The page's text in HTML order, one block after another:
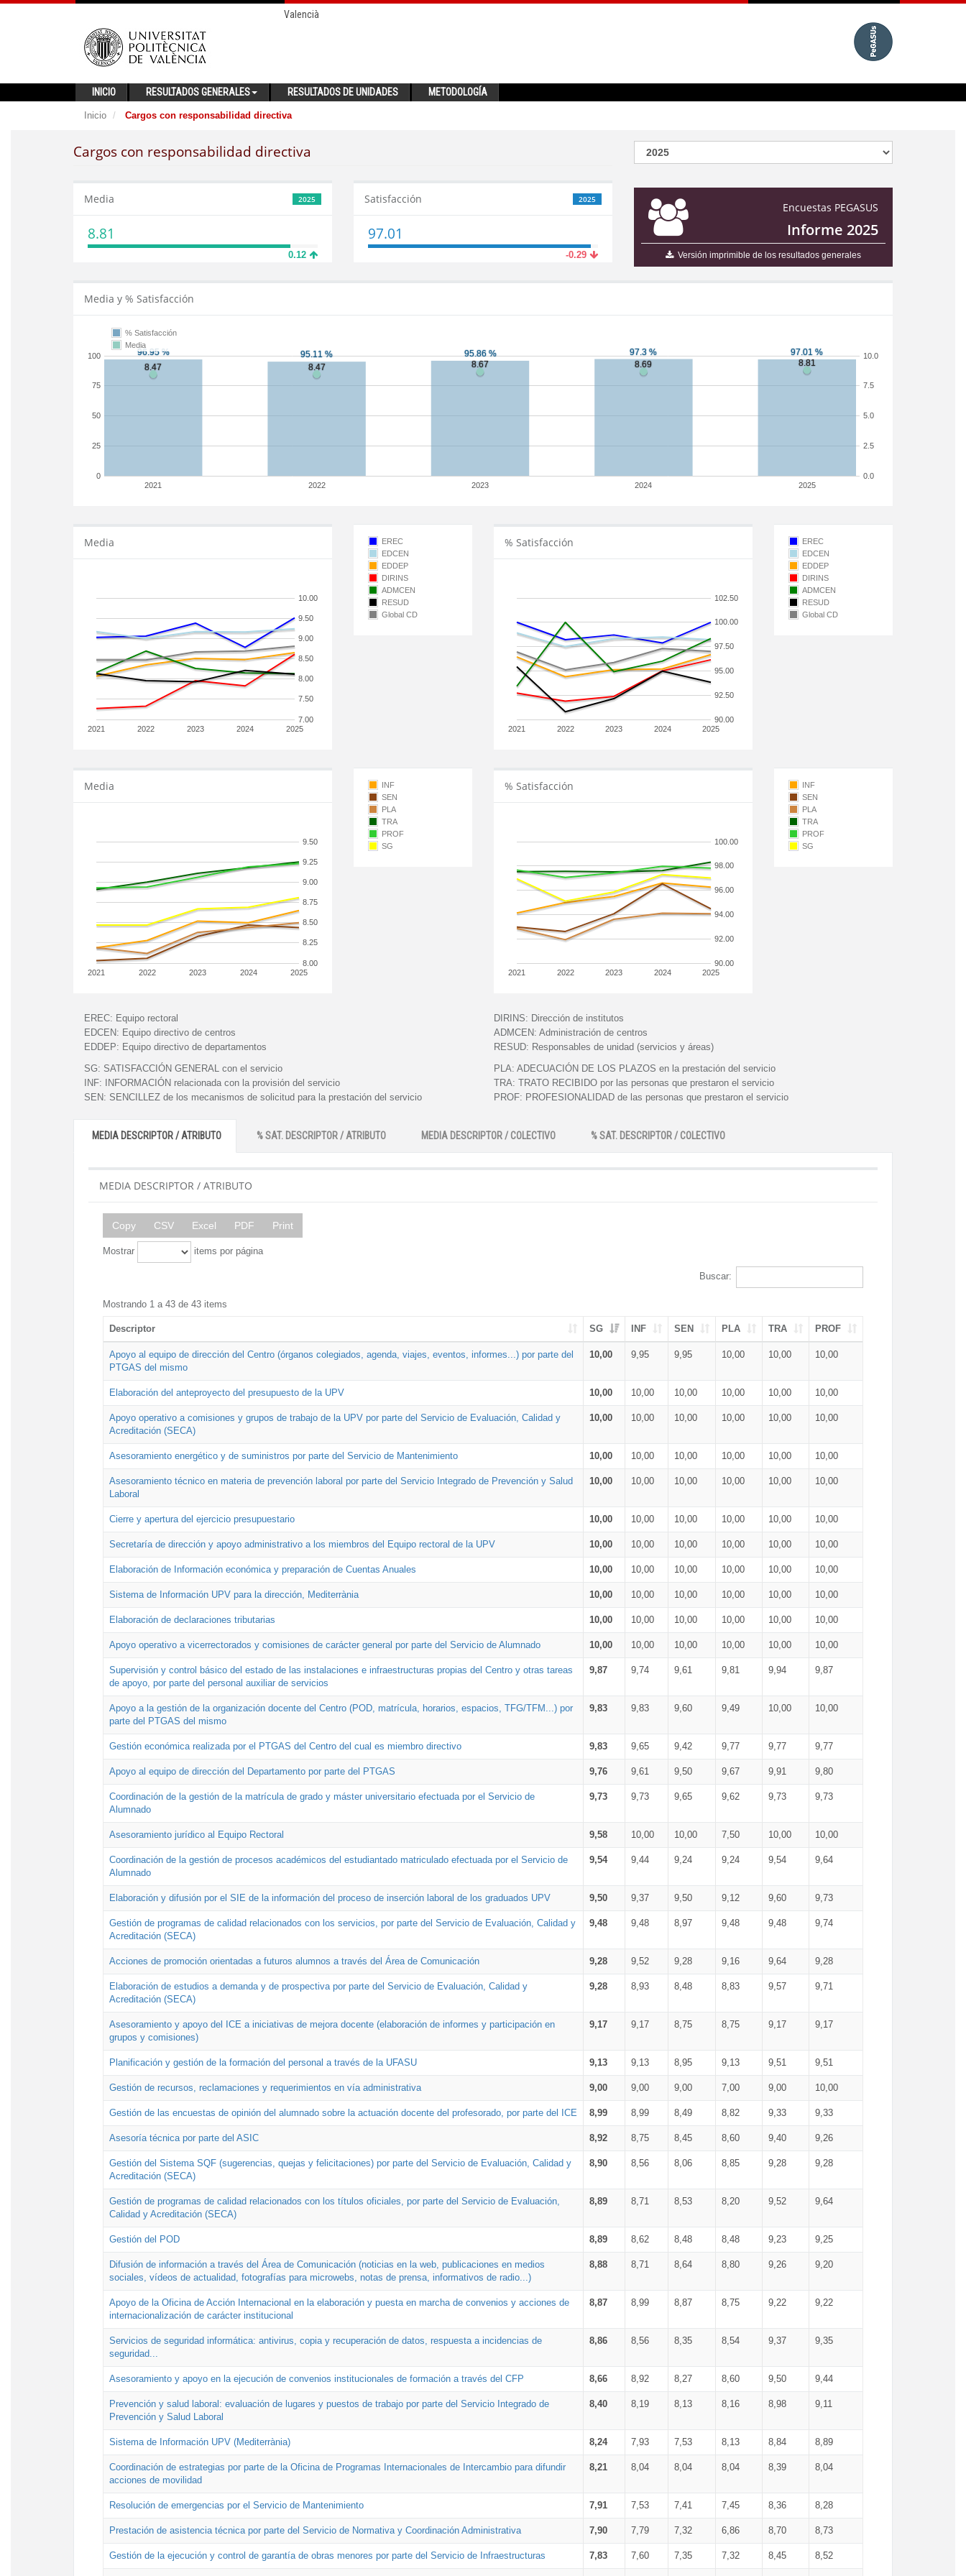
Valencià
INICIO RESULTADOS GENERALES RESULTADOS DE UNIDADES METODOLOGÍA
Inicio Cargos con responsabilidad directiva
Cargos con responsabilidad directiva
Encuestas PEGASUS
Informe 2025
Versión imprimible de los resultados generales
2025
Media
8.81
0.12
2025
Satisfacción
97.01
-0.29
Media y % Satisfacción
2021 2022 2023 2024 2025
0
25
50
75
100
0.0
2.5
5.0
7.5
10.0
% Satisfacción
Media
Media
2021 2022 2023 2024 2025
7.00
7.50
8.00
8.50
9.00
9.50
10.00
EREC
EDCEN
EDDEP
DIRINS
ADMCEN
RESUD
Global CD
% Satisfacción
2021 2022 2023 2024 2025
90.00
92.50
95.00
97.50
100.00
102.50
EREC
EDCEN
EDDEP
DIRINS
ADMCEN
RESUD
Global CD
Media
2021 2022 2023 2024 2025
8.00
8.25
8.50
8.75
9.00
9.25
9.50
INF
SEN
PLA
TRA
PROF
SG
% Satisfacción
2021 2022 2023 2024 2025
90.00
92.00
94.00
96.00
98.00
100.00
INF
SEN
PLA
TRA
PROF
SG
EREC: Equipo rectoral
EDCEN: Equipo directivo de centros
EDDEP: Equipo directivo de departamentos
DIRINS: Dirección de institutos
ADMCEN: Administración de centros
RESUD: Responsables de unidad (servicios y áreas)
SG: SATISFACCIÓN GENERAL con el servicio
INF:
INFORMACIÓN relacionada con la provisión del servicio
SEN: SENCILLEZ de los mecanismos de solicitud para la prestación del servicio
PLA: ADECUACIÓN DE LOS PLAZOS en la prestación del servicio
TRA: TRATO RECIBIDO por las personas que prestaron el servicio
PROF: PROFESIONALIDAD de las personas que prestaron el servicio
MEDIA DESCRIPTOR / ATRIBUTO % SAT. DESCRIPTOR / ATRIBUTO MEDIA DESCRIPTOR / COLECTIVO % SAT. DESCRIPTOR / COLECTIVO
MEDIA DESCRIPTOR / ATRIBUTO
Copy CSV Excel PDF Print
Mostrar items por página
Buscar:
Mostrando 1 a 43 de 43 items
Descriptor SG INF SEN PLA TRA PROF
Apoyo al equipo de dirección del Centro (órganos colegiados, agenda, viajes, eventos, informes...) por parte del
PTGAS del mismo
10,00 9,95 9,95 10,00 10,00 10,00
Elaboración del anteproyecto del presupuesto de la UPV 10,00 10,00 10,00 10,00 10,00 10,00
Apoyo operativo a comisiones y grupos de trabajo de la UPV por parte del Servicio de Evaluación, Calidad y
Acreditación (SECA)
10,00 10,00 10,00 10,00 10,00 10,00
Asesoramiento energético y de suministros por parte del Servicio de Mantenimiento 10,00 10,00 10,00 10,00 10,00 10,00
Asesoramiento técnico en materia de prevención laboral por parte del Servicio Integrado de Prevención y Salud
Laboral
10,00 10,00 10,00 10,00 10,00 10,00
Cierre y apertura del ejercicio presupuestario 10,00 10,00 10,00 10,00 10,00 10,00
Secretaría de dirección y apoyo administrativo a los miembros del Equipo rectoral de la UPV 10,00 10,00 10,00 10,00 10,00 10,00
Elaboración de Información económica y preparación de Cuentas Anuales 10,00 10,00 10,00 10,00 10,00 10,00
Sistema de Información UPV para la dirección, Mediterrània 10,00 10,00 10,00 10,00 10,00 10,00
Elaboración de declaraciones tributarias 10,00 10,00 10,00 10,00 10,00 10,00
Apoyo operativo a vicerrectorados y comisiones de carácter general por parte del Servicio de Alumnado 10,00 10,00 10,00 10,00 10,00 10,00
Supervisión y control básico del estado de las instalaciones e infraestructuras propias del Centro y otras tareas
de apoyo, por parte del personal auxiliar de servicios
9,87 9,74 9,61 9,81 9,94 9,87
Apoyo a la gestión de la organización docente del Centro (POD, matrícula, horarios, espacios, TFG/TFM...) por
parte del PTGAS del mismo
9,83 9,83 9,60 9,49 10,00 10,00
Gestión económica realizada por el PTGAS del Centro del cual es miembro directivo 9,83 9,65 9,42 9,77 9,77 9,77
Apoyo al equipo de dirección del Departamento por parte del PTGAS 9,76 9,61 9,50 9,67 9,91 9,80
Coordinación de la gestión de la matrícula de grado y máster universitario efectuada por el Servicio de
Alumnado
9,73 9,73 9,65 9,62 9,73 9,73
Asesoramiento jurídico al Equipo Rectoral 9,58 10,00 10,00 7,50 10,00 10,00
Coordinación de la gestión de procesos académicos del estudiantado matriculado efectuada por el Servicio de
Alumnado
9,54 9,44 9,24 9,24 9,54 9,64
Elaboración y difusión por el SIE de la información del proceso de inserción laboral de los graduados UPV 9,50 9,37 9,50 9,12 9,60 9,73
Gestión de programas de calidad relacionados con los servicios, por parte del Servicio de Evaluación, Calidad y
Acreditación (SECA)
9,48 9,48 8,97 9,48 9,48 9,74
Acciones de promoción orientadas a futuros alumnos a través del Área de Comunicación 9,28 9,52 9,28 9,16 9,64 9,28
Elaboración de estudios a demanda y de prospectiva por parte del Servicio de Evaluación, Calidad y
Acreditación (SECA)
9,28 8,93 8,48 8,83 9,57 9,71
Asesoramiento y apoyo del ICE a iniciativas de mejora docente (elaboración de informes y participación en
grupos y comisiones)
9,17 9,17 8,75 8,75 9,17 9,17
Planificación y gestión de la formación del personal a través de la UFASU 9,13 9,13 8,95 9,13 9,51 9,51
Gestión de recursos, reclamaciones y requerimientos en vía administrativa 9,00 9,00 9,00 7,00 9,00 10,00
Gestión de las encuestas de opinión del alumnado sobre la actuación docente del profesorado, por parte del ICE 8,99 8,99 8,49 8,82 9,33 9,33
Asesoría técnica por parte del ASIC 8,92 8,75 8,45 8,60 9,40 9,26
Gestión del Sistema SQF (sugerencias, quejas y felicitaciones) por parte del Servicio de Evaluación, Calidad y
Acreditación (SECA)
8,90 8,56 8,06 8,85 9,28 9,28
Gestión de programas de calidad relacionados con los títulos oficiales, por parte del Servicio de Evaluación,
Calidad y Acreditación (SECA)
8,89 8,71 8,53 8,20 9,52 9,64
Gestión del POD 8,89 8,62 8,48 8,48 9,23 9,25
Difusión de información a través del Área de Comunicación (noticias en la web, publicaciones en medios
sociales, vídeos de actualidad, fotografías para microwebs, notas de prensa, informativos de radio...)
8,88 8,71 8,64 8,80 9,26 9,20
Apoyo de la Oficina de Acción Internacional en la elaboración y puesta en marcha de convenios y acciones de
internacionalización de carácter institucional
8,87 8,99 8,87 8,75 9,22 9,22
Servicios de seguridad informática: antivirus, copia y recuperación de datos, respuesta a incidencias de
seguridad...
8,86 8,56 8,35 8,54 9,37 9,35
Asesoramiento y apoyo en la ejecución de convenios institucionales de formación a través del CFP 8,66 8,92 8,27 8,60 9,50 9,44
Prevención y salud laboral: evaluación de lugares y puestos de trabajo por parte del Servicio Integrado de
Prevención y Salud Laboral
8,40 8,19 8,13 8,16 8,98 9,11
Sistema de Información UPV (Mediterrània) 8,24 7,93 7,53 8,13 8,84 8,89
Coordinación de estrategias por parte de la Oficina de Programas Internacionales de Intercambio para difundir
acciones de movilidad
8,21 8,04 8,04 8,04 8,39 8,04
Resolución de emergencias por el Servicio de Mantenimiento 7,91 7,53 7,41 7,45 8,36 8,28
Prestación de asistencia técnica por parte del Servicio de Normativa y Coordinación Administrativa 7,90 7,79 7,32 6,86 8,70 8,73
Gestión de la ejecución y control de garantía de obras menores por parte del Servicio de Infraestructuras 7,83 7,60 7,35 7,32 8,45 8,52